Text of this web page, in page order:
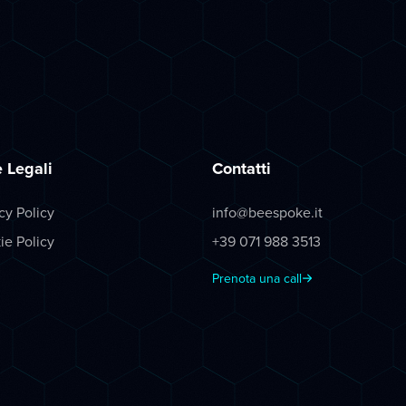
Legali
Policy
Policy
Contatti
info@beespoke.it
+39 071 988 3513
Prenota una call